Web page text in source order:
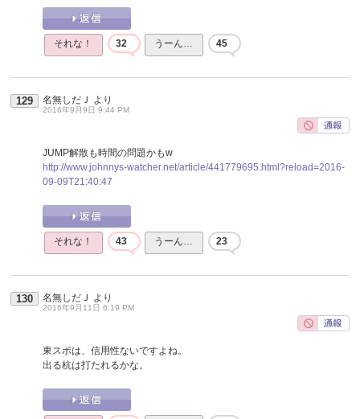
それな！ 32 うーん… 45
129 名無しだＪ より
2016年9月9日 9:44 PM
JUMP解散も時間の問題かもw
http://www.johnnys-watcher.net/article/441779695.html?reload=2016-
09-09T21:40:47
それな！ 43 うーん… 23
130 名無しだＪ より
2016年9月11日 6:19 PM
東スポは、信用性ないですよね。
出る杭は打たれるかな。